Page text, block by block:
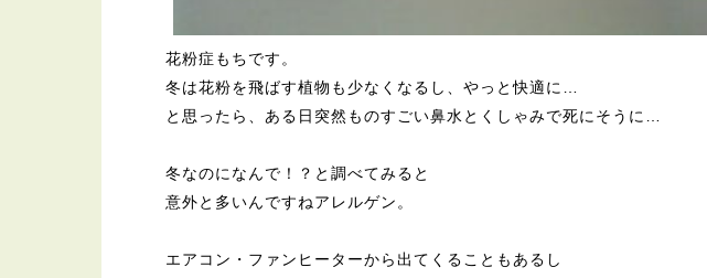
花粉症もちです。
冬は花粉を飛ばす植物も少なくなるし、やっと快適に…
と思ったら、ある日突然ものすごい鼻水とくしゃみで死にそうに…
冬なのになんで！？と調べてみると
意外と多いんですねアレルゲン。
エアコン・ファンヒーターから出てくることもあるし